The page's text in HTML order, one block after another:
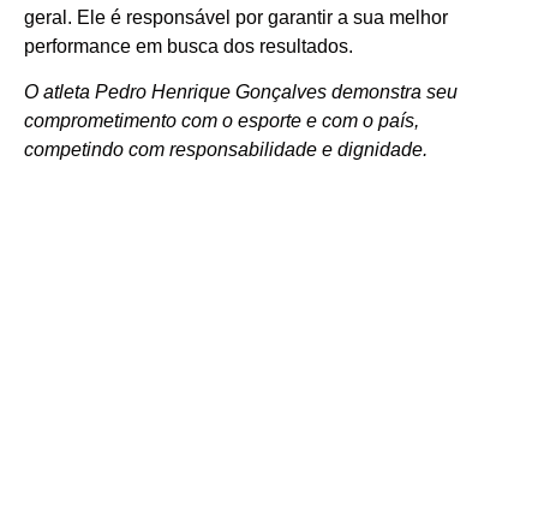
geral. Ele é responsável por garantir a sua melhor
performance em busca dos resultados.
O atleta Pedro Henrique Gonçalves demonstra seu
comprometimento com o esporte e com o país,
competindo com responsabilidade e dignidade.